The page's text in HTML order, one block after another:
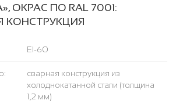
ОКРАС ПО RAL 7001:
КОНСТРУКЦИЯ
EI-60
сварная конструкция из
холоднокатанной стали (толщина
1,2 мм)